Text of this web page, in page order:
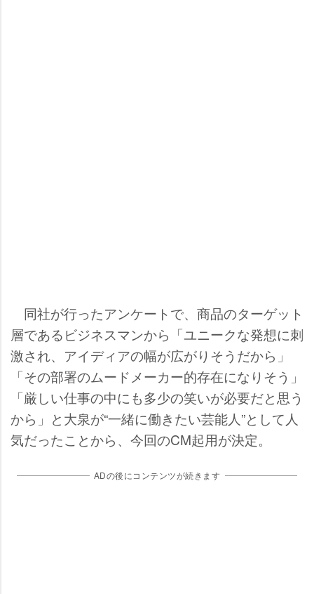
同社が行ったアンケートで、商品のターゲット
層であるビジネスマンから「ユニークな発想に刺
激され、アイディアの幅が広がりそうだから」
「その部署のムードメーカー的存在になりそう」
「厳しい仕事の中にも多少の笑いが必要だと思う
から」と大泉が“一緒に働きたい芸能人”として人
気だったことから、今回のCM起用が決定。
ADの後にコンテンツが続きます